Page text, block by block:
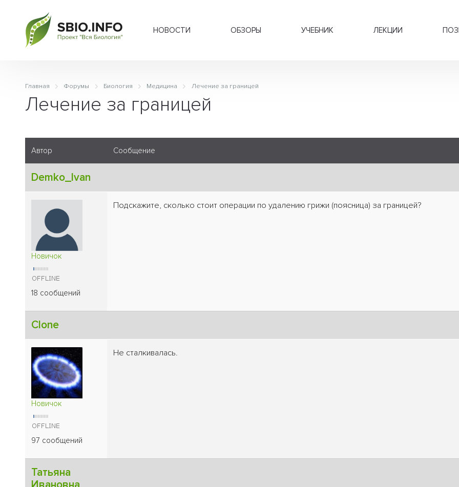
НОВОСТИ ОБЗОРЫ УЧЕБНИК ЛЕКЦИИ
Главная Форумы Биология Медицина Лечение за границей
Лечение за границей
Автор Сообщение
Demko_Ivan
Новичок
18 сообщений
Подскажите, сколько стоит операции по удалению грижи (поясница) за границей?
Clone
Новичок
97 сообщений
Не сталкивалась.
Татьяна